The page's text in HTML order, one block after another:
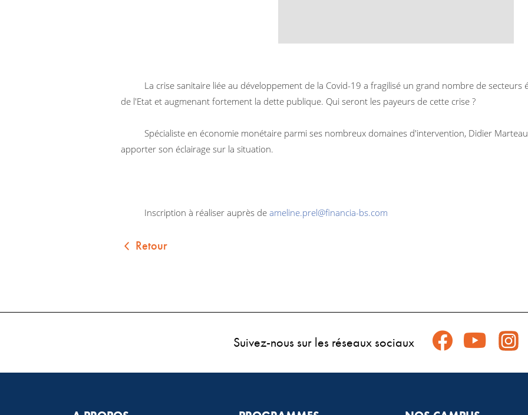
La crise sanitaire liée au développement de la Covid-19 a fragilisé un grand nombre de
de l'Etat et augmenant fortement la dette publique. Qui seront les payeurs de cette crise ?
Spécialiste en économie monétaire parmi ses nombreux domaines d'intervention, Didier
apporter son éclairage sur la situation.
Inscription à réaliser auprès de ameline.prel@financia-bs.com
Retour
Suivez-nous sur les réseaux sociaux